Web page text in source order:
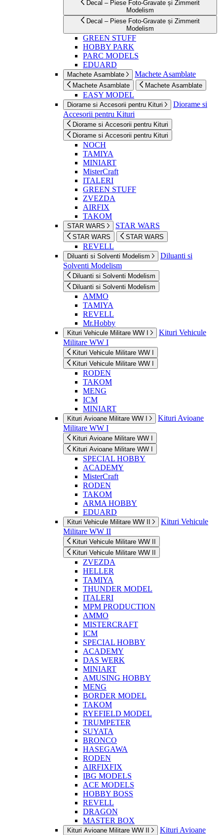
Decal – Piese Foto-Gravate și Zimmerit
Modelism
Decal – Piese Foto-Gravate și Zimmerit
Modelism
GREEN STUFF
HOBBY PARK
PARC MODELS
EDUARD
Machete Asamblate Machete Asamblate
Machete Asamblate Machete Asamblate
EASY MODEL
Diorame si Accesorii pentru Kituri
Diorame si
Accesorii pentru Kituri
Diorame si Accesorii pentru Kituri
Diorame si Accesorii pentru Kituri
NOCH
TAMIYA
MINIART
MisterCraft
ITALERI
GREEN STUFF
ZVEZDA
AIRFIX
TAKOM
STAR WARS STAR WARS
STAR WARS STAR WARS
REVELL
Diluanti si Solventi Modelism
Diluanti si
Solventi Modelism
Diluanti si Solventi Modelism
Diluanti si Solventi Modelism
AMMO
TAMIYA
REVELL
Mr.Hobby
Kituri Vehicule Militare WW I
Kituri Vehicule
Militare WW I
Kituri Vehicule Militare WW I
Kituri Vehicule Militare WW I
RODEN
TAKOM
MENG
ICM
MINIART
Kituri Avioane Militare WW I
Kituri Avioane
Militare WW I
Kituri Avioane Militare WW I
Kituri Avioane Militare WW I
SPECIAL HOBBY
ACADEMY
MisterCraft
RODEN
TAKOM
ARMA HOBBY
EDUARD
Kituri Vehicule Militare WW II
Kituri Vehicule
Militare WW II
Kituri Vehicule Militare WW II
Kituri Vehicule Militare WW II
ZVEZDA
HELLER
TAMIYA
THUNDER MODEL
ITALERI
MPM PRODUCTION
AMMO
MISTERCRAFT
ICM
SPECIAL HOBBY
ACADEMY
DAS WERK
MINIART
AMUSING HOBBY
MENG
BORDER MODEL
TAKOM
RYEFIELD MODEL
TRUMPETER
SUYATA
BRONCO
HASEGAWA
RODEN
AIRFIXFIX
IBG MODELS
ACE MODELS
HOBBY BOSS
REVELL
DRAGON
MASTER BOX
Kituri Avioane Militare WW II
Kituri Avioane